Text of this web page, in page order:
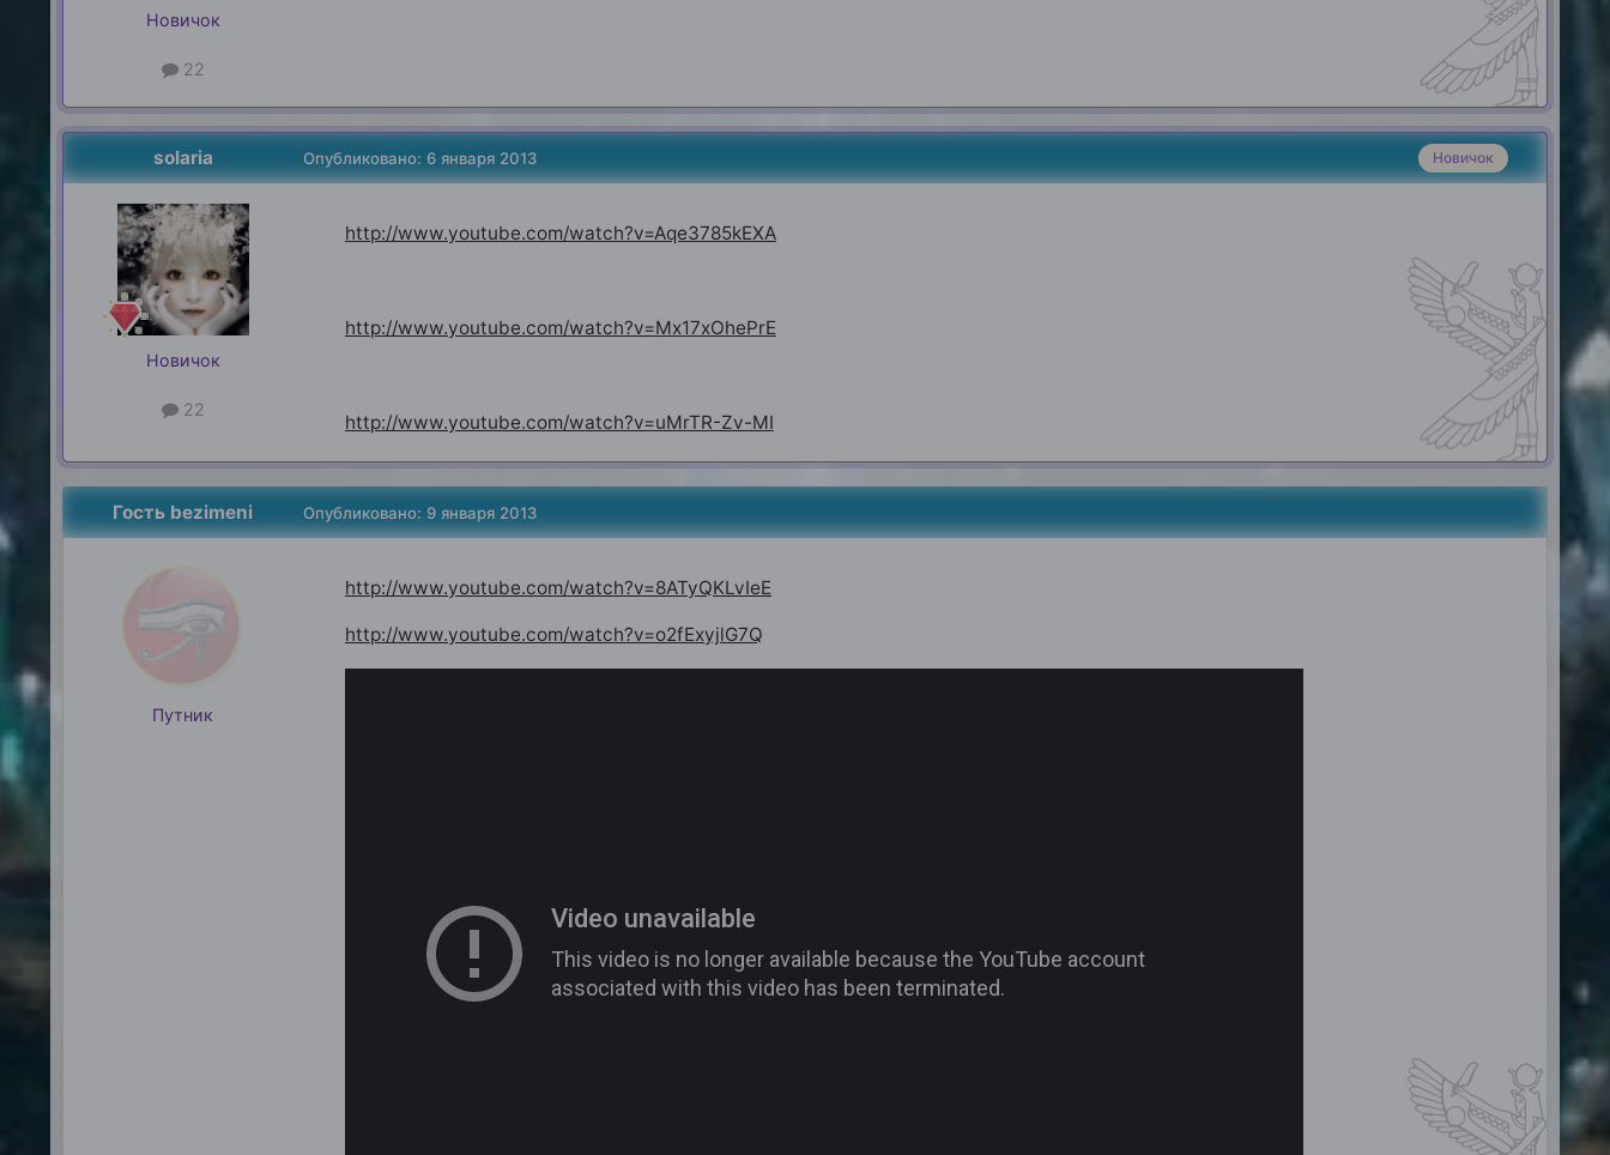
Новичок
22
solaria
Новичок
22
Новичок
Опубликовано: 6 января 2013
http://www.youtube.com/watch?v=Aqe3785kEXA
http://www.youtube.com/watch?v=Mx17xOhePrE
http://www.youtube.com/watch?v=uMrTR-Zv-MI
Гость bezimeni
Путник
Опубликовано: 9 января 2013
http://www.youtube.com/watch?v=8ATyQKLvIeE
http://www.youtube.com/watch?v=o2fExyjlG7Q